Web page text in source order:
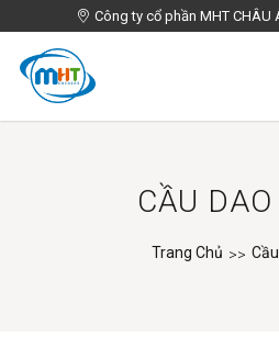
Công ty cổ phần
Công ty cổ phần MHT CHÂU
CẦU
Trang Chủ